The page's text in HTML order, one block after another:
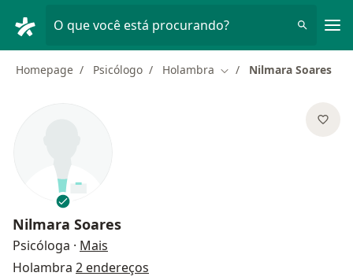
O que você está procurando?
Homepage Psicólogo Holambra Mudar de cidade
Nilmara Soares
Nilmara Soares
Psicóloga · Mais
Holambra 2 endereços